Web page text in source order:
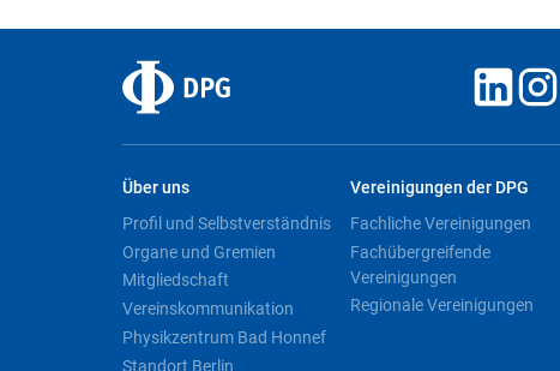
Über uns
Profil und Selbstverständnis
Organe und Gremien
Mitgliedschaft
Vereinskommunikation
Physikzentrum Bad Honnef
Standort Berlin
Vereinigungen der DPG
Fachliche Vereinigungen
Fachübergreifende
Vereinigungen
Regionale Vereinigungen